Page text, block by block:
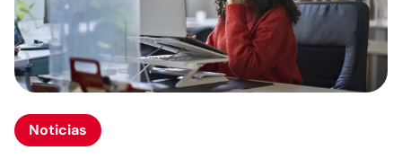
Noticias